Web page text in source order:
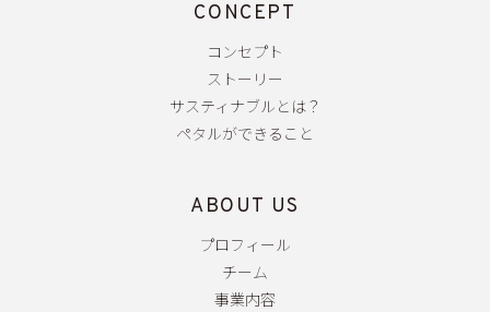
CONCEPT
コンセプト
ストーリー
サスティナブルとは？
ペタルができること
ABOUT US
プロフィール
チーム
事業内容